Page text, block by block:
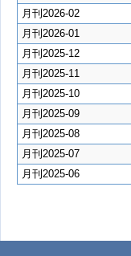
月刊2026-02
月刊2026-01
月刊2025-12
月刊2025-11
月刊2025-10
月刊2025-09
月刊2025-08
月刊2025-07
月刊2025-06